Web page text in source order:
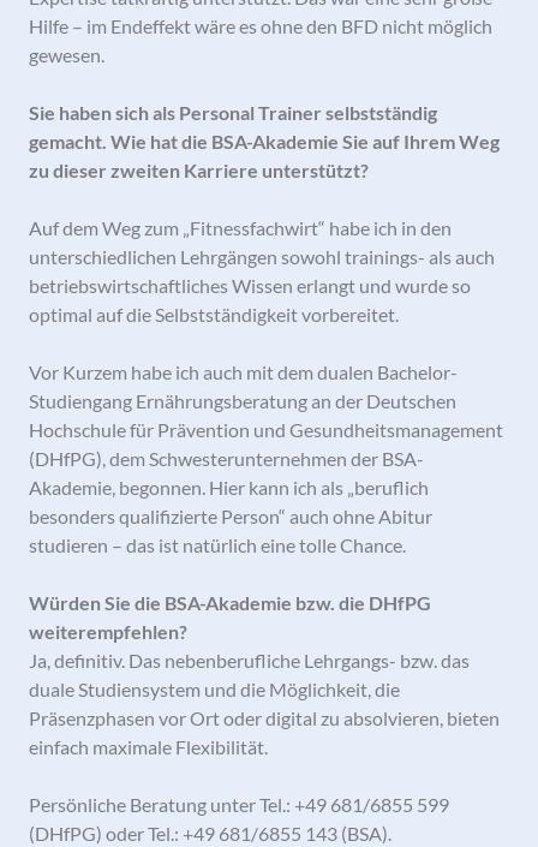
Hilfe – im Endeffekt wäre es ohne den BFD nicht möglich
gewesen.
Sie haben sich als Personal Trainer selbstständig
gemacht. Wie hat die BSA-Akademie Sie auf Ihrem Weg
zu dieser zweiten Karriere unterstützt?
Auf dem Weg zum „Fitnessfachwirt“ habe ich in den
unterschiedlichen Lehrgängen sowohl trainings- als auch
betriebswirtschaftliches Wissen erlangt und wurde so
optimal auf die Selbstständigkeit vorbereitet.
Vor Kurzem habe ich auch mit dem dualen Bachelor-
Studiengang Ernährungsberatung an der Deutschen
Hochschule für Prävention und Gesundheitsmanagement
(DHfPG), dem Schwesterunternehmen der BSA-
Akademie, begonnen. Hier kann ich als „beruflich
besonders qualifizierte Person“ auch ohne Abitur
studieren – das ist natürlich eine tolle Chance.
Würden Sie die BSA-Akademie bzw. die DHfPG
weiterempfehlen?
Ja, definitiv. Das nebenberufliche Lehrgangs- bzw. das
duale Studiensystem und die Möglichkeit, die
Präsenzphasen vor Ort oder digital zu absolvieren, bieten
einfach maximale Flexibilität.
Persönliche Beratung unter Tel.: +49 681/6855 599
(DHfPG) oder Tel.: +49 681/6855 143 (BSA).